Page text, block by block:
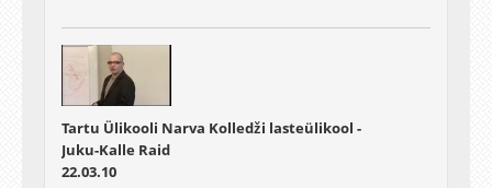
Tartu Ülikooli Narva Kolledži lasteülikool -
Juku-Kalle Raid
22.03.10